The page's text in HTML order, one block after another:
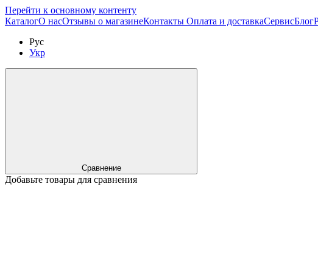
Перейти к основному контенту
КаталогО насОтзывы о магазинеКонтакты Оплата и доставкаСервисБлог
Рус
Укр
Сравнение
Добавьте товары для сравнения